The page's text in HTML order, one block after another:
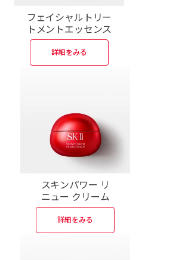
フェイシャルトリー
ト メントエッセンス
詳細をみる
スキンパワー リ
ニュー クリーム
詳細をみる